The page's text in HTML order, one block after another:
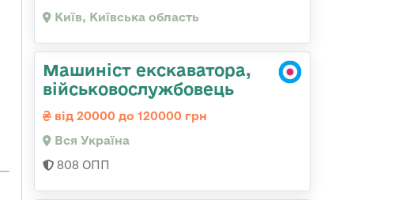
Київ, Київська область
Машиніст екскаватора,
військовослужбовець
від 20000 до 120000 грн
Вся Україна
808 ОПП